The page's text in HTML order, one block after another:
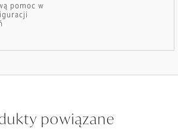
pomoc w
powiązane